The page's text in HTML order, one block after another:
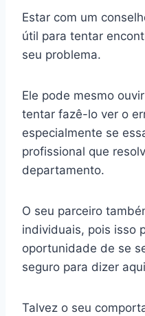
Estar com um
útil para tentar
seu problema.
Ele pode mesmo
tentar fazê-lo ver o
especialmente se
profissional que
departamento.
O seu parceiro
individuais, pois isso
oportunidade de se
seguro para dizer
Talvez o seu